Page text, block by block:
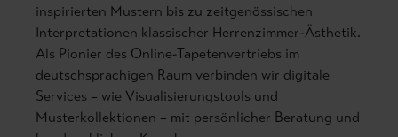
inspirierten Mustern bis zu zeitgenössischen
Interpretationen klassischer Herrenzimmer-Ästhetik.
Als Pionier des Online-Tapetenvertriebs im
deutschsprachigen Raum verbinden wir digitale
Services – wie Visualisierungstools und
Musterkollektionen – mit persönlicher Beratung und